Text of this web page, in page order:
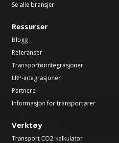
Se alle bransjer
Ressurser
Blogg
Referanser
Transportørintegrasjoner
ERP-integrasjoner
Partnere
Informasjon for transportører
Verktøy
Transport CO2-kalkulator